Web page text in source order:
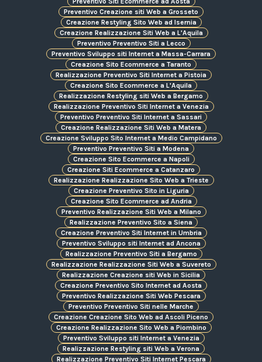
Preventivo Creazione siti Web a Grosseto
Creazione Restyling Sito Web ad Isernia
Creazione Realizzazione Siti Web a L'Aquila
Preventivo Preventivo Siti a Lecco
Preventivo Sviluppo siti Internet a Massa-Carrara
Creazione Sito Ecommerce a Taranto
Realizzazione Preventivo Siti Internet a Pistoia
Creazione Sito Ecommerce a L'Aquila
Realizzazione Restyling siti Web a Bergamo
Realizzazione Preventivo Siti Internet a Venezia
Preventivo Preventivo Siti Internet a Sassari
Creazione Realizzazione Siti Web a Matera
Creazione Sviluppo Sito Internet a Medio Campidano
Preventivo Preventivo Siti a Modena
Creazione Sito Ecommerce a Napoli
Creazione Siti Ecommerce a Catanzaro
Realizzazione Realizzazione Sito Web a Trieste
Creazione Preventivo Sito in Liguria
Creazione Sito Ecommerce ad Andria
Preventivo Realizzazione Siti Web a Milano
Realizzazione Preventivo Sito a Siena
Creazione Preventivo Siti Internet in Umbria
Preventivo Sviluppo siti Internet ad Ancona
Realizzazione Preventivo Siti a Bergamo
Realizzazione Realizzazione Siti Web a Suvereto
Realizzazione Creazione siti Web in Sicilia
Creazione Preventivo Sito Internet ad Aosta
Preventivo Realizzazione Siti Web Pescara
Preventivo Preventivo Siti nelle Marche
Creazione Creazione Sito Web ad Ascoli Piceno
Creazione Realizzazione Sito Web a Piombino
Preventivo Sviluppo siti Internet a Venezia
Realizzazione Restyling siti Web a Verona
Realizzazione Preventivo Siti Internet Pescara